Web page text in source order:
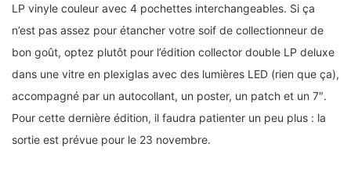
LP vinyle couleur avec 4 pochettes interchangeables. Si ça
n’est pas assez pour étancher votre soif de collectionneur de
bon goût, optez plutôt pour l’édition collector double LP deluxe
dans une vitre en plexiglas avec des lumières LED (rien que ça),
accompagné par un autocollant, un poster, un patch et un 7″.
Pour cette dernière édition, il faudra patienter un peu plus : la
sortie est prévue pour le 23 novembre.